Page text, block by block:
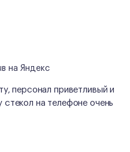
на Яндекс
персонал приветливый и
на телефоне очень